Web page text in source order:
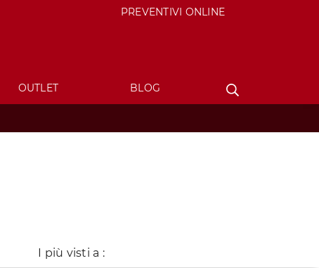
PREVENTIVI ONLINE
OUTLET BLOG
I più visti a :